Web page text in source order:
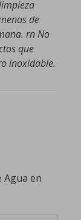
de
rn No
que
inoxidable.
Agua en